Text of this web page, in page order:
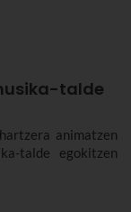
talde
animatzen
talde egokitzen